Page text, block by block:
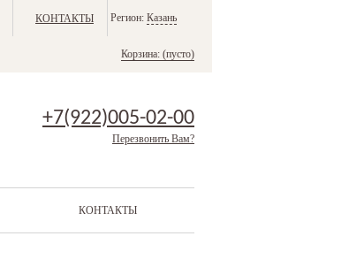
КОНТАКТЫ Регион: Казань
Корзина: (пусто)
+7(922)005-02-00
Перезвонить Вам?
КОНТАКТЫ